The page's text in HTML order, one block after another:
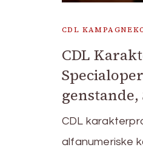
CDL
CDL
CDL
alfanumeriske